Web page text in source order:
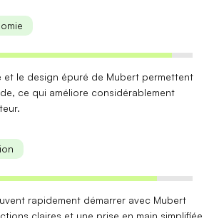
et le design épuré de Mubert permettent
ce qui améliore considérablement
rapidement démarrer avec Mubert
claires et une prise en main simplifiée,